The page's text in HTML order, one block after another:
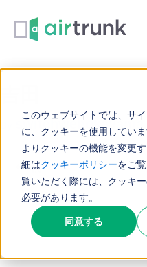
このウェブサイトでは、サ
に、クッキーを使用してい
よりクッキーの機能を変更
細はクッキーポリシーをご
覧いただく際には、クッキ
必要があります。
同意する
ス
switchwebokayama
前